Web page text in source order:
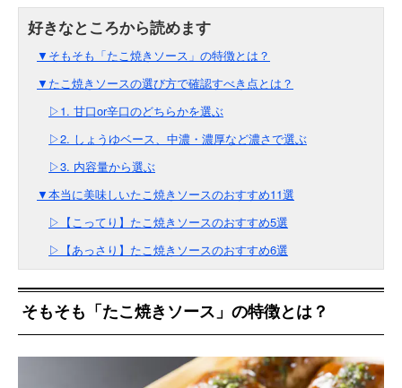
▼そもそも「たこ焼きソース」の特徴とは？
▼たこ焼きソースの選び方で確認すべき点とは？
▷1. 甘口or辛口のどちらかを選ぶ
▷2. しょうゆベース、中濃・濃厚など濃さで選ぶ
▷3. 内容量から選ぶ
▼本当に美味しいたこ焼きソースのおすすめ11選
▷【こってり】たこ焼きソースのおすすめ5選
▷【あっさり】たこ焼きソースのおすすめ6選
そもそも「たこ焼きソース」の特徴とは？